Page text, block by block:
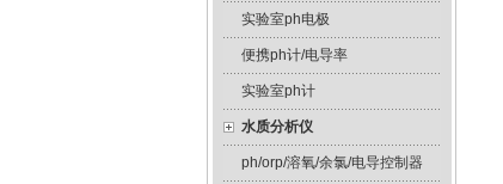
实验室ph电极
便携ph计/电导率
实验室ph计
水质分析仪
ph/orp/溶氧/余氯/电导控制器